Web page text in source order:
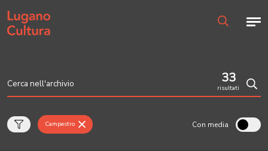
Home page
33
risultati
Campestro Con media